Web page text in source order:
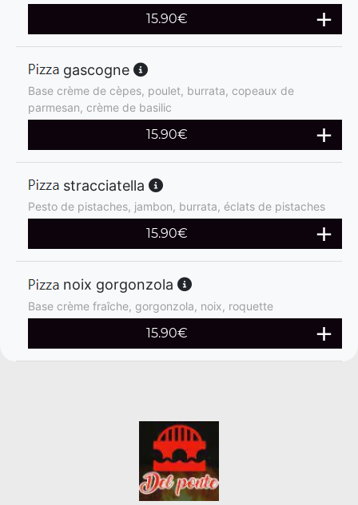
15.90€
gascogne
Base crème de cèpes, poulet, burrata, copeaux de
parmesan, crème de basilic
15.90€
stracciatella
Pesto de pistaches, jambon, burrata, éclats de pistaches
15.90€
noix gorgonzola
Base crème fraîche, gorgonzola, noix, roquette
15.90€